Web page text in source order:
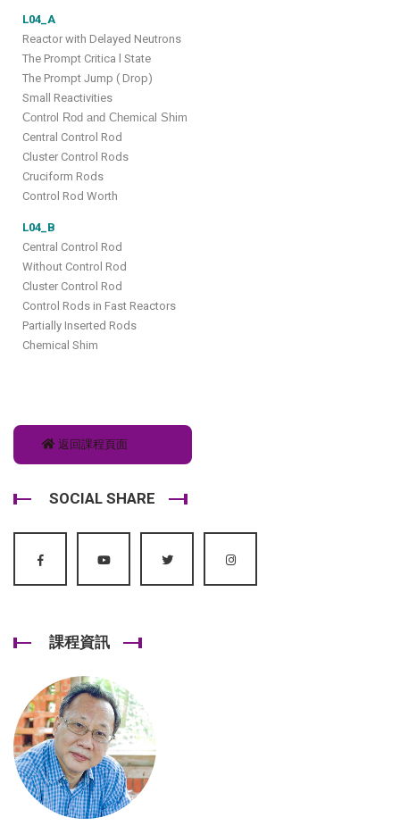
L04_A
Reactor with Delayed Neutrons
The Prompt Critica l State
The Prompt Jump ( Drop)
Small Reactivities
Control Rod and Chemical Shim
Central Control Rod
Cluster Control Rods
Cruciform Rods
Control Rod Worth
L04_B
Central Control Rod
Without Control Rod
Cluster Control Rod
Control Rods in Fast Reactors
Partially Inserted Rods
Chemical Shim
返回課程頁面
SOCIAL SHARE
課程資訊